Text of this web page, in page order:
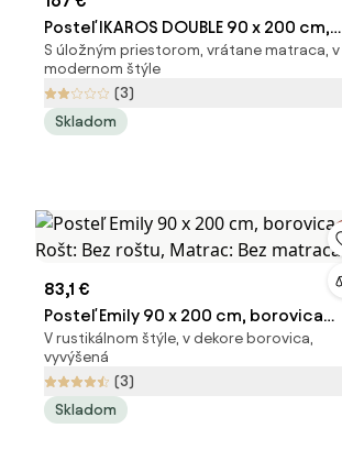
Posteľ IKAROS DOUBLE 90 x 200 cm,
biela/dub sonoma Rošt: S lamelovým
roštom, Matrac: Matrac DELUXE 10 cm
S úložným priestorom, vrátane matraca, v
modernom štýle
(3)
Skladom
83,1 €
Posteľ Emily 90 x 200 cm, borovica
Rošt: Bez roštu, Matrac: Bez matraca
V rustikálnom štýle, v dekore borovica,
vyvýšená
(3)
Skladom